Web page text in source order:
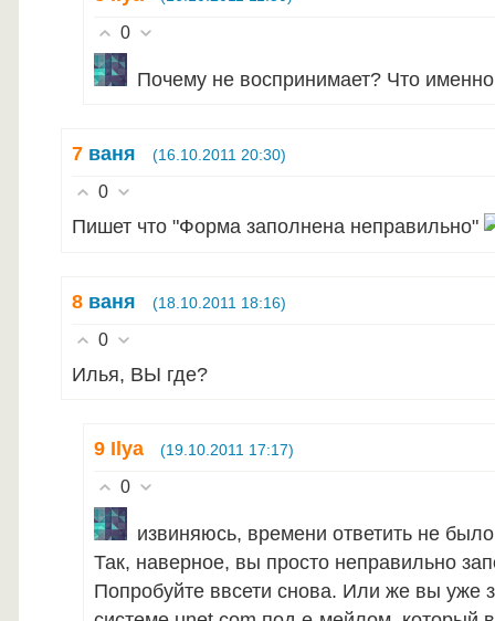
0
Почему не воспринимает? Что
7 ваня (16.10.2011 20:30)
0
Пишет что "Форма заполнена неправильно"
8 ваня (18.10.2011 18:16)
0
Илья, ВЫ где?
9 Ilya (19.10.2011 17:17)
0
извиняюсь, времени ответить не
Так, наверное, вы просто неправильно
Попробуйте ввсети снова. Или же вы уже